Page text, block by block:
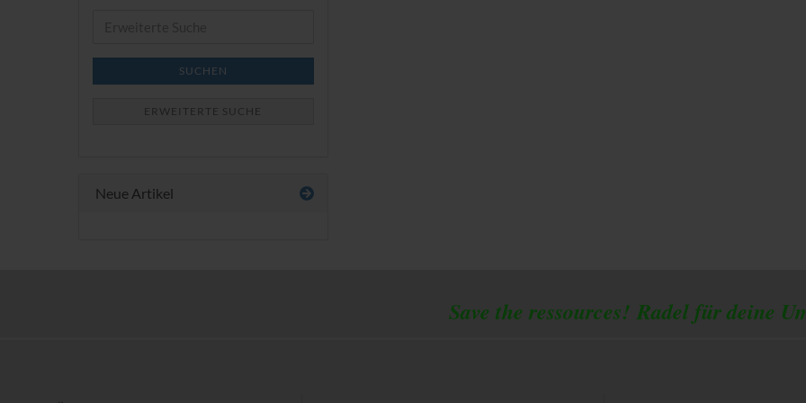
SUCHEN
ERWEITERTE SUCHE
Neue Artikel
Save the ressources! Radel für deine